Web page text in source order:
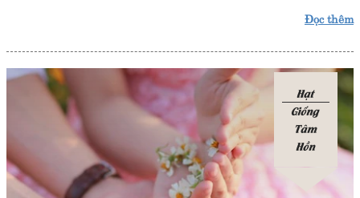
Đọc thêm
Hạt
Giống
Tâm
Hồn